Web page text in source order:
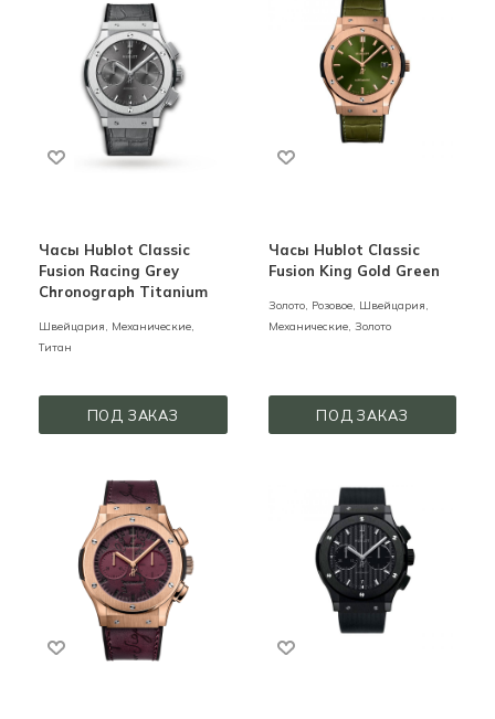
Часы Hublot Classic
Fusion Racing Grey
Chronograph Titanium
Швейцария, Механические,
Титан
ПОД ЗАКАЗ
Часы Hublot Classic
Fusion King Gold Green
Золото, Розовое, Швейцария,
Механические, Золото
ПОД ЗАКАЗ